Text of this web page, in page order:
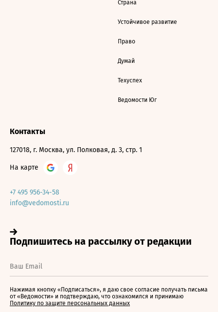
Страна
Устойчивое развитие
Право
Думай
Техуспех
Ведомости Юг
Контакты
127018, г. Москва, ул. Полковая, д. 3, стр. 1
На карте
+7 495 956-34-58
info@vedomosti.ru
Нажимая кнопку «Подписаться», я даю свое согласие получать письма
от «Ведомости» и подтверждаю, что ознакомился и принимаю
Политику по защите персональных данных